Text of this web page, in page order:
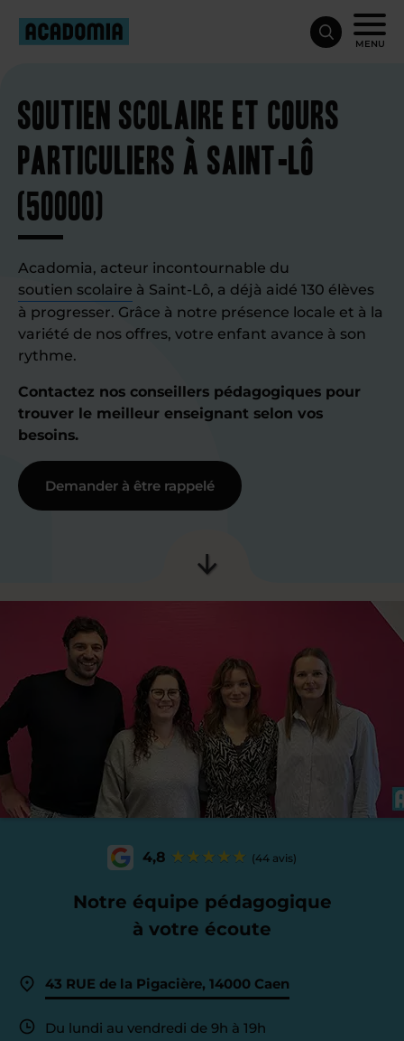
MENU
Soutien scolaire et cours
particuliers à Saint-Lô
(50000)
Acadomia, acteur incontournable du
soutien scolaire à Saint-Lô, a déjà aidé 130 élèves
à progresser. Grâce à notre présence locale et à la
variété de nos offres, votre enfant avance à son
rythme.
Contactez nos conseillers pédagogiques pour
trouver le meilleur enseignant selon vos
besoins.
Demander à être rappelé
4,8 (44 avis)
Notre équipe pédagogique
à votre écoute
43 RUE de la Pigacière, 14000 Caen
Du lundi au vendredi de 9h à 19h